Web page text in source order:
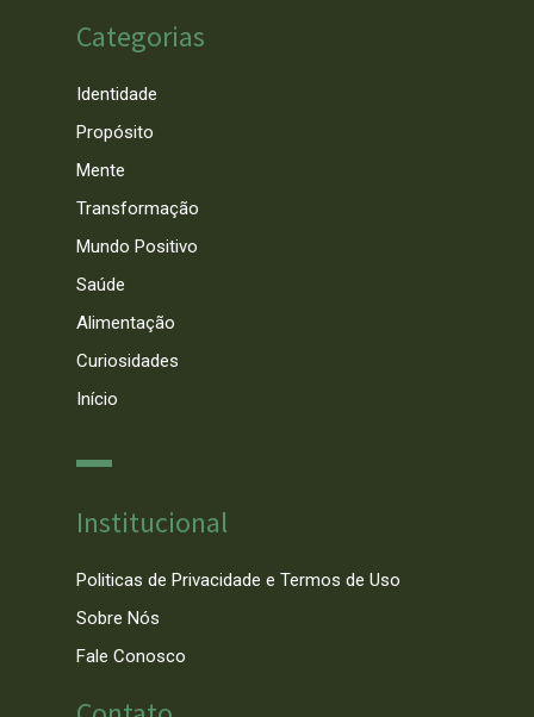
Categorias
Identidade
Propósito
Mente
Transformação
Mundo Positivo
Saúde
Alimentação
Curiosidades
Início
Institucional
Politicas de Privacidade e Termos de Uso
Sobre Nós
Fale Conosco